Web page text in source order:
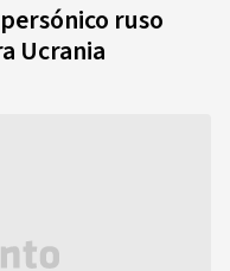
ruso
Ucrania